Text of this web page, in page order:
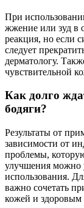
При
жжение или зуд в
реакция, но если
следует
дерматологу.
чувствительной
Как долго
бодяги?
Результаты от
зависимости от
проблемы,
улучшения можно
использования.
важно сочетать
кожей и здоровым